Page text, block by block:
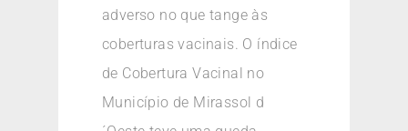
adverso no que tange às
coberturas vacinais. O índice
de Cobertura Vacinal no
Município de Mirassol d